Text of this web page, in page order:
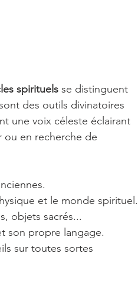
spirituels se distinguent
des outils divinatoires
une voix céleste éclairant
ou en recherche de
et le monde spirituel.
objets sacrés...
son propre langage.
sur toutes sortes